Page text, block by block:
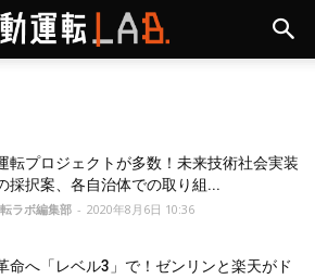
転プロジェクトが多数！未来技術社会実装
採択案、各自治体での取り組...
ラボ編集部 - 2020年8月6日 10:36
命へ「レベル3」で！ゼンリンと楽天がド